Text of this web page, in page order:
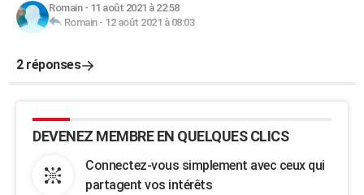
Romain- 11 août 2021 à 22:58
Romain- 12 août 2021 à 08:03
2 réponses
DEVENEZ MEMBRE EN QUELQUES CLICS
Connectez-vous simplement avec ceux qui
partagent vos intérêts